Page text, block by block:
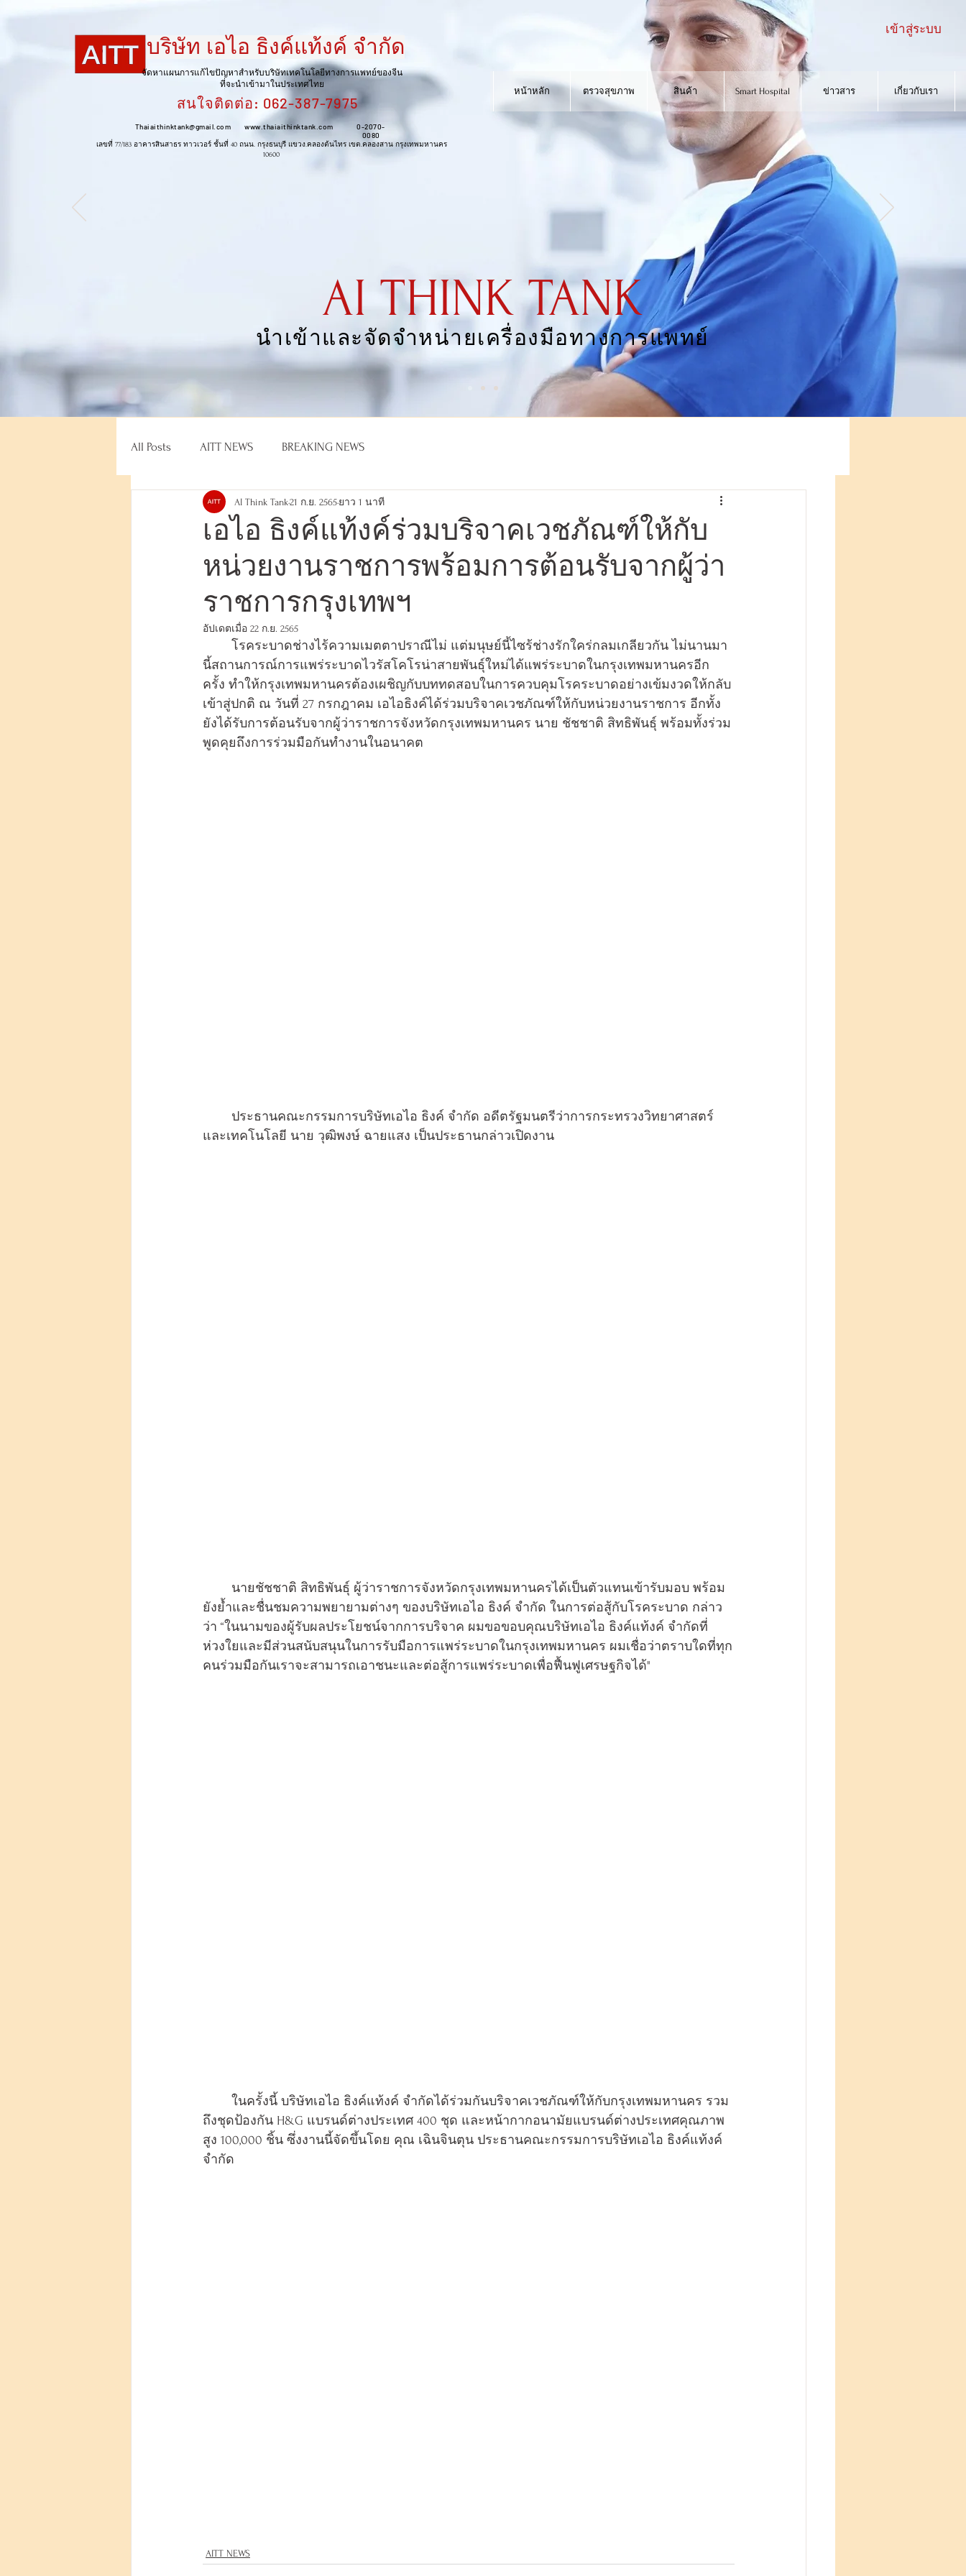
เข้าสู่ระบบ
Smart Hospital ข่าวสาร
บริษัท เอไอ ธิงค์แท้งค์ จำกัด
จัดหาแผนการแก้ไขปัญหาสำหรับบริษัทเทคโนโลยีทางการแพทย์ของจีน
ที่จะนำเข้ามาในประเทศไทย
สนใจติดต่อ: 081-710-
เลขที่ 77/183 อาคารสินสาธร ทาวเวอร์ ชั้นที่ 40 ถนน. กรุงธนบุรี แขวง.คลองต้นไทร เขต.คลองสาน กรุงเทพมหานคร
บริษัท เอไอ ธิงค์แท้งค์ จำกัด
จัดหาแผนการแก้ไขปัญหาสำหรับบริษัทเทคโนโลยีทางการแพทย์ของจีน
ที่จะนำเข้ามาในประเทศไทย
สนใจติดต่อ: 062-387-7975
Thaiaithinktank@gmail.com www.thaiaithinktank.com
0-2070-
0080
เลขที่ 77/183 อาคารสินสาธร ทาวเวอร์ ชั้นที่ 40 ถนน. กรุงธนบุรี แขวง.คลองต้นไทร เขต.คลองสาน กรุงเทพมหานคร
10600
หน้าหลัก ตรวจสุขภาพ สินค้า Smart Hospital ข่าวสาร เกี่ยวกับเรา
AI THINK TANK
นำเข้าและจัดจำหน่ายเครื่องมือทางการแพทย์
All Posts AITT NEWS BREAKING NEWS
เอไอ ธิงค์แท้งค์ร่วมบริจาคเวชภัณฑ์ให้กับ
หน่วยงานราชการพร้อมการต้อนรับจากผู้ว่า
ราชการกรุงเทพฯ
AI Think Tank21 ก.ย. 2565 ยาว 1 นาที
อัปเดตเมื่อ 22 ก.ย. 2565
นี้สถานการณ์การแพร่ระบาดไวรัสโคโรน่าสายพันธุ์ใหม่ได้แพร่ระบาดในกรุงเทพมหานครอีก
ครั้ง ทำให้กรุงเทพมหานครต้องเผชิญกับบททดสอบในการควบคุมโรคระบาดอย่างเข้มงวดให้กลับ
เข้าสู่ปกติ ณ วันที่ 27 กรกฎาคม เอไอธิงค์ได้ร่วมบริจาคเวชภัณฑ์ให้กับหน่วยงานราชการ อีกทั้ง
ยังได้รับการต้อนรับจากผู้ว่าราชการจังหวัดกรุงเทพมหานคร นาย ชัชชาติ สิทธิพันธุ์ พร้อมทั้งร่วม
พูดคุยถึงการร่วมมือกันทำงานในอนาคต
และเทคโนโลยี นาย วุฒิพงษ์ ฉายแสง เป็นประธานกล่าวเปิดงาน
ยังย้ำและชื่นชมความพยายามต่างๆ ของบริษัทเอไอ ธิงค์ จำกัด ในการต่อสู้กับโรคระบาด กล่าว
ว่า “ในนามของผู้รับผลประโยชน์จากการบริจาค ผมขอขอบคุณบริษัทเอไอ ธิงค์แท้งค์ จำกัดที่
ห่วงใยและมีส่วนสนับสนุนในการรับมือการแพร่ระบาดในกรุงเทพมหานคร ผมเชื่อว่าตราบใดที่ทุก
คนร่วมมือกันเราจะสามารถเอาชนะและต่อสู้การแพร่ระบาดเพื่อฟื้นฟูเศรษฐกิจได้"
ในครั้งนี้ บริษัทเอไอ ธิงค์แท้งค์ จำกัดได้ร่วมกันบริจาคเวชภัณฑ์ให้กับกรุงเทพมหานคร รวม
ถึงชุดป้องกัน H&G แบรนด์ต่างประเทศ 400 ชุด และหน้ากากอนามัยแบรนด์ต่างประเทศคุณภาพ
สูง 100,000 ชิ้น ซึ่งงานนี้จัดขึ้นโดย คุณ เฉินจินตุน ประธานคณะกรรมการบริษัทเอไอ ธิงค์แท้งค์
จำกัด
AITT NEWS